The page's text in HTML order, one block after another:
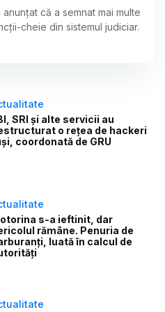
că a semnat mai multe
cheie din sistemul judiciar.
SRI și alte servicii au
o rețea de hackeri
coordonată de GRU
s-a ieftinit, dar
rămâne. Penuria de
luată în calcul de